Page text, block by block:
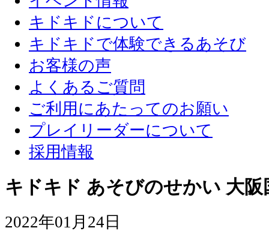
キドキドについて
キドキドで体験できるあそび
お客様の声
よくあるご質問
ご利用にあたってのお願い
プレイリーダーについて
採用情報
キドキド あそびのせかい 大
2022年01月24日